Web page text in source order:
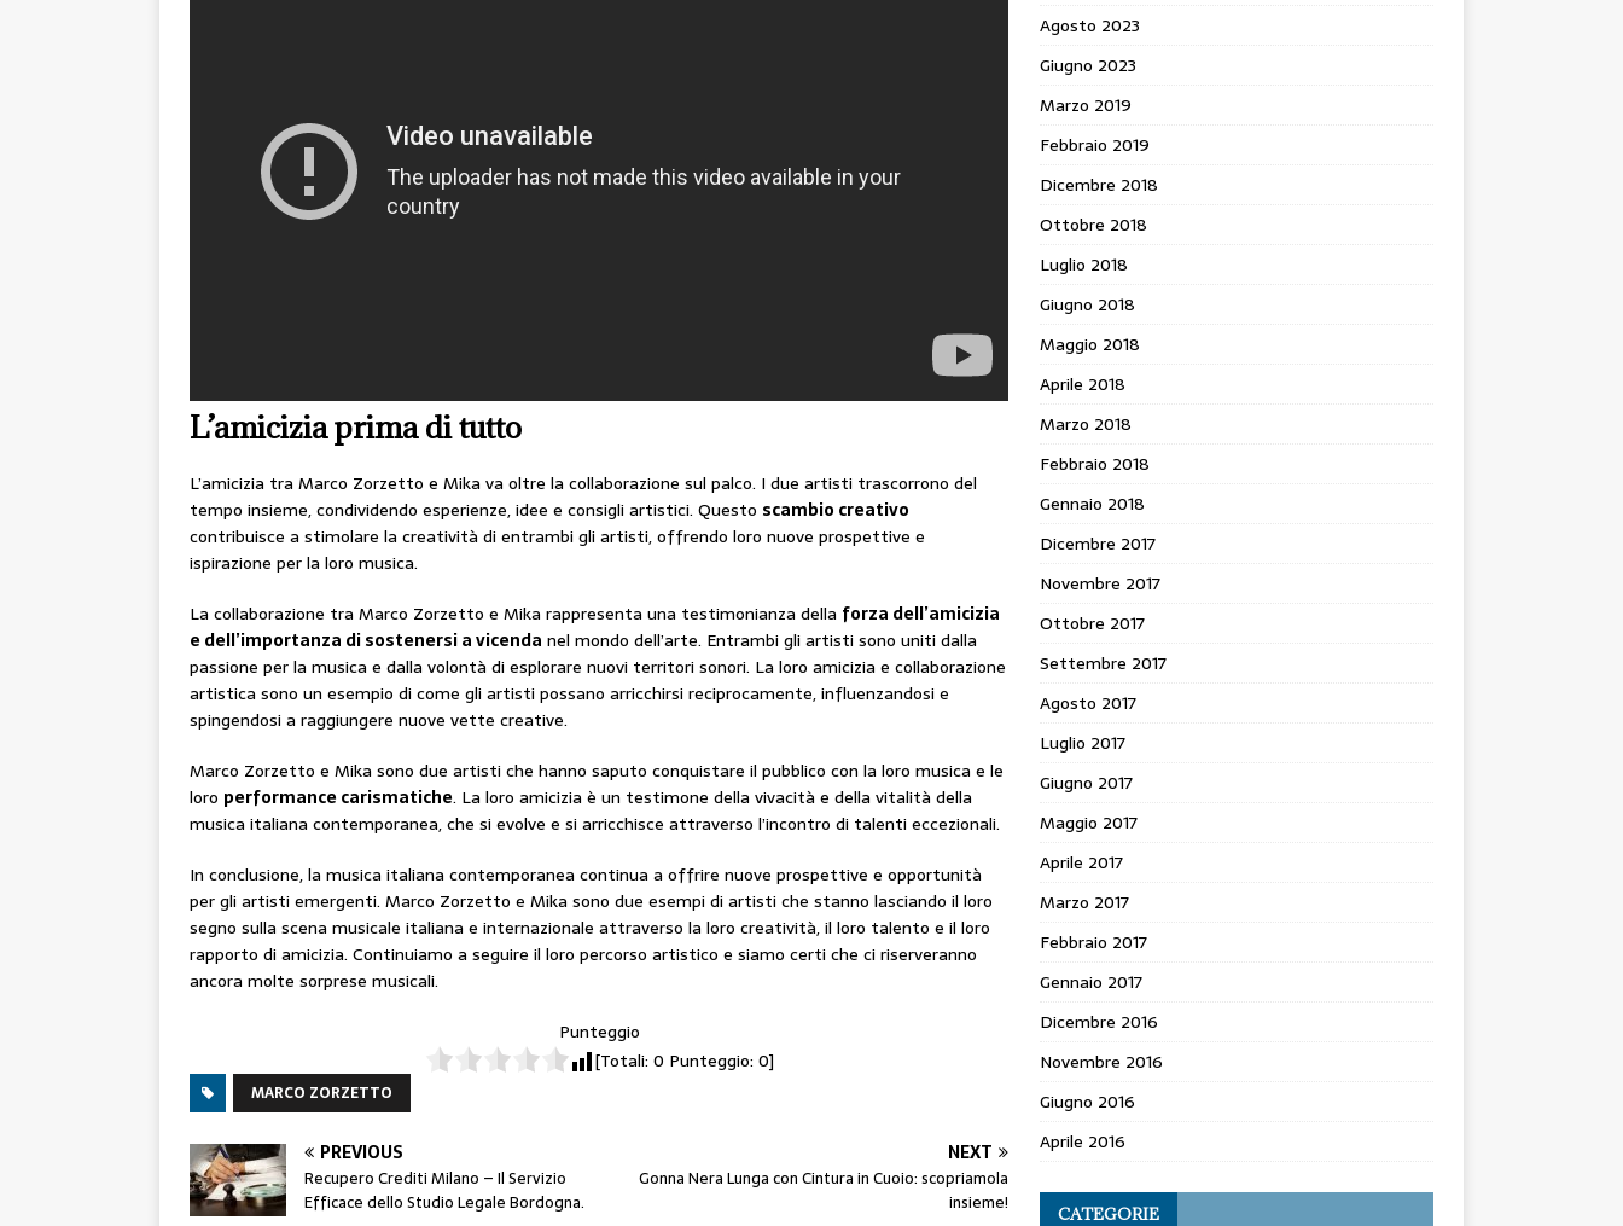
L’amicizia prima di tutto
L’amicizia tra Marco Zorzetto e Mika va oltre la collaborazione sul palco. I due artisti trascorrono del
tempo insieme, condividendo esperienze, idee e consigli artistici. Questo scambio creativo
contribuisce a stimolare la creatività di entrambi gli artisti, offrendo loro nuove prospettive e
ispirazione per la loro musica.
La collaborazione tra Marco Zorzetto e Mika rappresenta una testimonianza della forza dell’amicizia
e dell’importanza di sostenersi a vicenda nel mondo dell’arte. Entrambi gli artisti sono uniti dalla
passione per la musica e dalla volontà di esplorare nuovi territori sonori. La loro amicizia e collaborazione
artistica sono un esempio di come gli artisti possano arricchirsi reciprocamente, influenzandosi e
spingendosi a raggiungere nuove vette creative.
Marco Zorzetto e Mika sono due artisti che hanno saputo conquistare il pubblico con la loro musica e le
loro performance carismatiche. La loro amicizia è un testimone della vivacità e della vitalità della
musica italiana contemporanea, che si evolve e si arricchisce attraverso l’incontro di talenti eccezionali.
In conclusione, la musica italiana contemporanea continua a offrire nuove prospettive e opportunità
per gli artisti emergenti. Marco Zorzetto e Mika sono due esempi di artisti che stanno lasciando il loro
segno sulla scena musicale italiana e internazionale attraverso la loro creatività, il loro talento e il loro
rapporto di amicizia. Continuiamo a seguire il loro percorso artistico e siamo certi che ci riserveranno
ancora molte sorprese musicali.
Punteggio
[Totali: 0 Punteggio: 0]
MARCO ZORZETTO
PREVIOUS
Recupero Crediti Milano – Il Servizio
Efficace dello Studio Legale Bordogna.
NEXT
Gonna Nera Lunga con Cintura in Cuoio: scopriamola
insieme!
Agosto 2023
Giugno 2023
Marzo 2019
Febbraio 2019
Dicembre 2018
Ottobre 2018
Luglio 2018
Giugno 2018
Maggio 2018
Aprile 2018
Marzo 2018
Febbraio 2018
Gennaio 2018
Dicembre 2017
Novembre 2017
Ottobre 2017
Settembre 2017
Agosto 2017
Luglio 2017
Giugno 2017
Maggio 2017
Aprile 2017
Marzo 2017
Febbraio 2017
Gennaio 2017
Dicembre 2016
Novembre 2016
Giugno 2016
Aprile 2016
CATEGORIE